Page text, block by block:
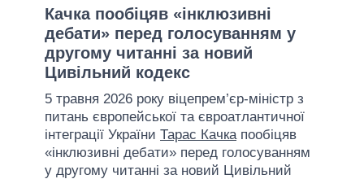
ДАЙДЖЕСТИ
ВЕРХОВНА РАДА
КАБІНЕТ МІНІСТРІВ
ГОЛОВИ ОБЛАДМІНІСТРАЦІЙ
МЕРИ МІСТ
ВСІ ПЕРСОНИ
ПІДТРИМАТИ
ПОРІВНЯННЯ ПОЛІТИКІВ
Качка пообіцяв «інклюзивні
дебати» перед голосуванням у
другому читанні за новий
Цивільний кодекс
5 травня 2026 року віцепрем’єр-міністр з
питань європейської та євроатлантичної
інтеграції України Тарас Качка пообіцяв
«інклюзивні дебати» перед голосуванням
у другому читанні за новий Цивільний